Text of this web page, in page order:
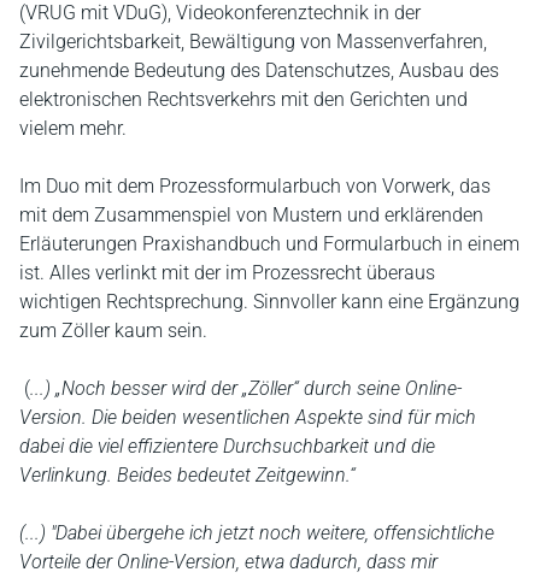
(VRUG mit VDuG), Videokonferenztechnik in der
Zivilgerichtsbarkeit, Bewältigung von Massenverfahren,
zunehmende Bedeutung des Datenschutzes, Ausbau des
elektronischen Rechtsverkehrs mit den Gerichten und
vielem mehr.
Im Duo mit dem Prozessformularbuch von Vorwerk, das
mit dem Zusammenspiel von Mustern und erklärenden
Erläuterungen Praxishandbuch und Formularbuch in einem
ist. Alles verlinkt mit der im Prozessrecht überaus
wichtigen Rechtsprechung. Sinnvoller kann eine Ergänzung
zum Zöller kaum sein.
(...) „Noch besser wird der „Zöller“ durch seine Online-
Version. Die beiden wesentlichen Aspekte sind für mich
dabei die viel effizientere Durchsuchbarkeit und die
Verlinkung. Beides bedeutet Zeitgewinn.“
(...) "Dabei übergehe ich jetzt noch weitere, offensichtliche
Vorteile der Online-Version, etwa dadurch, dass mir